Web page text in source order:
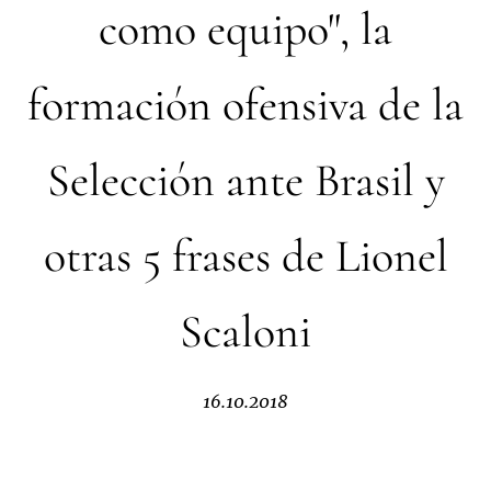
como equipo", la
formación ofensiva de la
Selección ante Brasil y
otras 5 frases de Lionel
Scaloni
16.10.2018